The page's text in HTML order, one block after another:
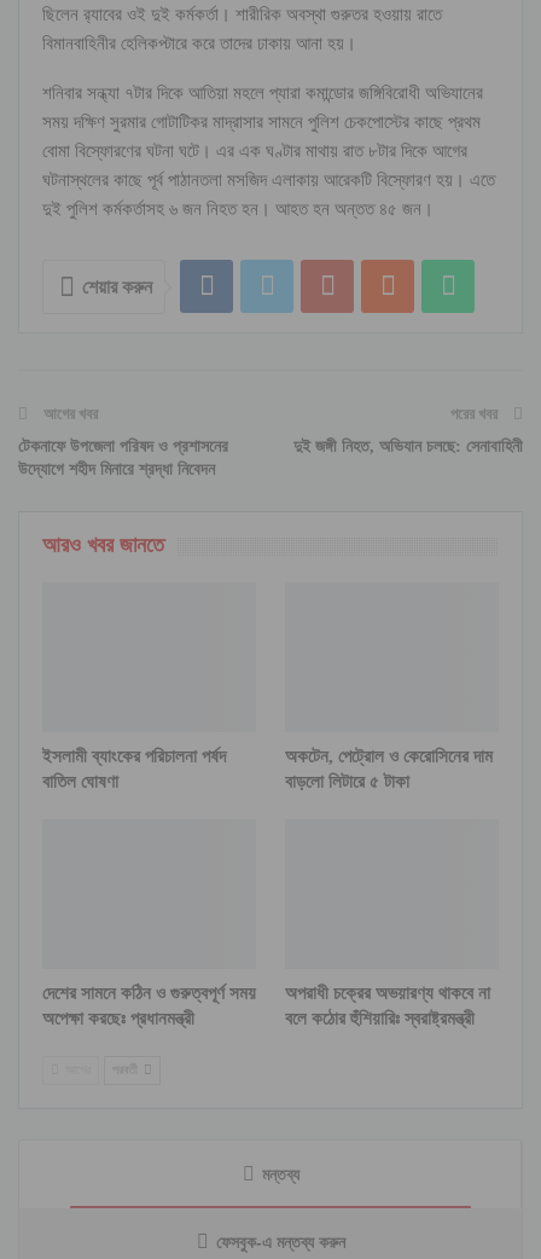
ছিলেন র‌্যাবের ওই দুই কর্মকর্তা। শারীরিক অবস্থা গুরুতর হওয়ায় রাতে
বিমানবাহিনীর হেলিকপ্টারে করে তাদের ঢাকায় আনা হয়।
শনিবার সন্ধ্যা ৭টার দিকে আতিয়া মহলে প্যারা কমান্ডোর জঙ্গিবিরোধী অভিযানের
সময় দক্ষিণ সুরমার গোটাটিকর মাদ্রাসার সামনে পুলিশ চেকপোস্টের কাছে প্রথম
বোমা বিস্ফোরণের ঘটনা ঘটে। এর এক ঘণ্টার মাথায় রাত ৮টার দিকে আগের
ঘটনাস্থলের কাছে পূর্ব পাঠানতলা মসজিদ এলাকায় আরেকটি বিস্ফোরণ হয়। এতে
দুই পুলিশ কর্মকর্তাসহ ৬ জন নিহত হন। আহত হন অন্তত ৪৫ জন।
শেয়ার করুন
আগের খবর
টেকনাফে উপজেলা পরিষদ ও প্রশাসনের
উদ্যোগে শহীদ মিনারে শ্রদ্ধা নিবেদন
পরের খবর
দুই জঙ্গী নিহত, অভিযান চলছে: সেনাবাহিনী
আরও খবর জানতে
ইসলামী ব্যাংকের পরিচালনা পর্ষদ
বাতিল ঘোষণা
অকটেন, পেট্রোল ও কেরোসিনের দাম
বাড়লো লিটারে ৫ টাকা
দেশের সামনে কঠিন ও গুরুত্বপূর্ণ সময়
অপেক্ষা করছেঃ প্রধানমন্ত্রী
অপরাধী চক্রের অভয়ারণ্য থাকবে না
বলে কঠোর হুঁশিয়ারিঃ স্বরাষ্ট্রমন্ত্রী
পরবর্তী
মন্তব্য
ফেসবুক-এ মন্তব্য করুন